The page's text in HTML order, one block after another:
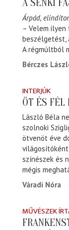
A SENKI
Árpád,
– Velem
beszélgetést,
A régmúltból
Bérczes
INTERJÚK
ÖT ÉS FÉL
László Béla
szolnoki
ötvenöt éve
színészek és
mégis
Váradi Nóra
MŰVÉSZEK